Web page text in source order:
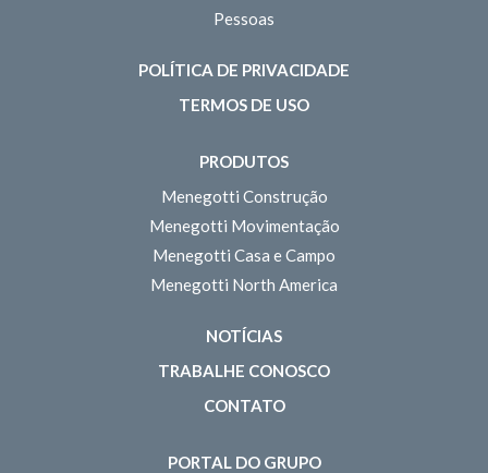
Pessoas
POLÍTICA DE PRIVACIDADE
TERMOS DE USO
PRODUTOS
Menegotti Construção
Menegotti Movimentação
Menegotti Casa e Campo
Menegotti North America
NOTÍCIAS
TRABALHE CONOSCO
CONTATO
PORTAL DO GRUPO